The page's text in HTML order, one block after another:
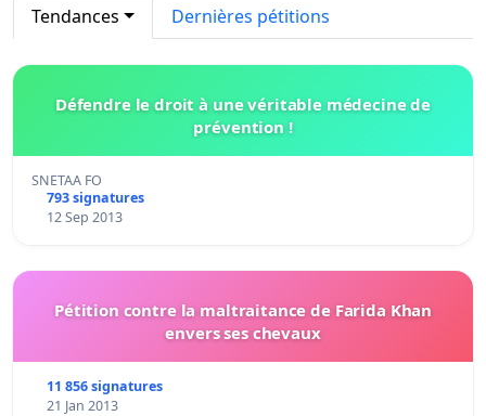
Tendances Dernières pétitions
Défendre le droit à une véritable médecine de
prévention !
SNETAA FO
793 signatures
12 Sep 2013
Pétition contre la maltraitance de Farida Khan
envers ses chevaux
11 856 signatures
21 Jan 2013